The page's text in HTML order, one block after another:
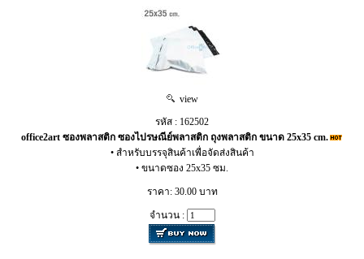
view
รหัส : 162502
office2art ซองพลาสติก ซองไปรษณีย์พลาสติก ถุงพลาสติก ขนาด 25x35 cm.
• สำหรับบรรจุสินค้าเพื่อจัดส่งสินค้า
• ขนาดซอง 25x35 ซม.
ราคา: 30.00 บาท
จำนวน :